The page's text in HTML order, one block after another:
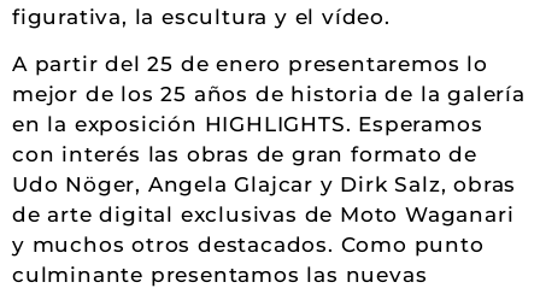
figurativa, la escultura y el vídeo.
A partir del 25 de enero presentaremos lo
mejor de los 25 años de historia de la galería
en la exposición HIGHLIGHTS. Esperamos
con interés las obras de gran formato de
Udo Nöger, Angela Glajcar y Dirk Salz, obras
de arte digital exclusivas de Moto Waganari
y muchos otros destacados. Como punto
culminante presentamos las nuevas